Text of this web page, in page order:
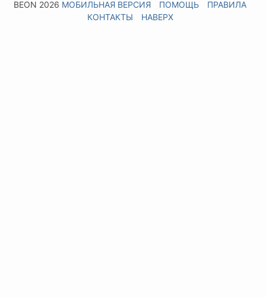
BEON 2026 МОБИЛЬНАЯ ВЕРСИЯ ПОМОЩЬ
ПРАВИЛА
КОНТАКТЫ
НАВЕРХ